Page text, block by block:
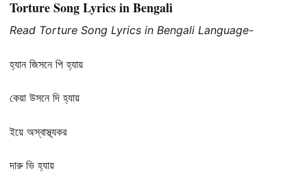
Torture Song Lyrics in Bengali
Read Torture Song Lyrics in Bengali Language-
হ্যান জিসনে পি হ্যায়
কেয়া উসনে দি হ্যায়
ইয়ে অস্বাস্থ্যকর
দারু ভি হ্যায়